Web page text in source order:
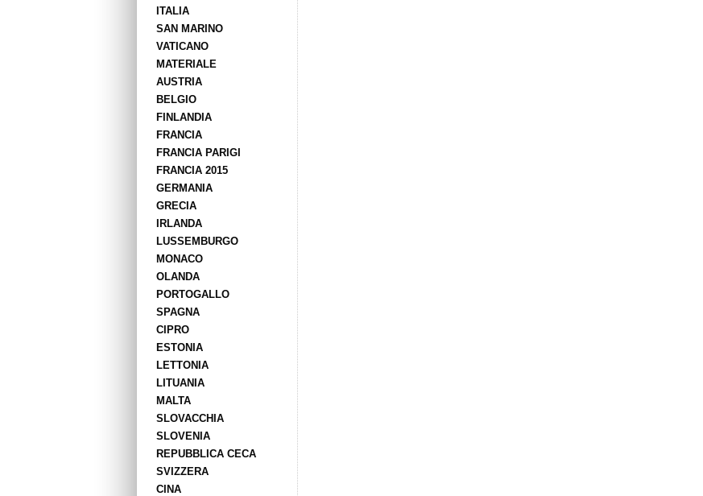
ITALIA
SAN MARINO
VATICANO
MATERIALE
AUSTRIA
BELGIO
FINLANDIA
FRANCIA
FRANCIA PARIGI
FRANCIA 2015
GERMANIA
GRECIA
IRLANDA
LUSSEMBURGO
MONACO
OLANDA
PORTOGALLO
SPAGNA
CIPRO
ESTONIA
LETTONIA
LITUANIA
MALTA
SLOVACCHIA
SLOVENIA
REPUBBLICA CECA
SVIZZERA
CINA